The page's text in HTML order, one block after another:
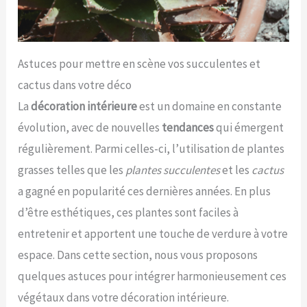
Astuces pour mettre en scène vos succulentes et
cactus dans votre déco
Ladécoration intérieureest un domaine en constante
évolution, avec de nouvelles tendancesqui émergent
régulièrement. Parmi celles-ci, l’utilisation de plantes
grasses telles que les plantes succulenteset les cactus
a gagné en popularité ces dernières années. En plus
d’être esthétiques, ces plantes sont faciles à
entretenir et apportent une touche de verdure à votre
espace. Dans cette section, nous vous proposons
quelques astuces pour intégrer harmonieusement ces
végétaux dans votre décoration intérieure.